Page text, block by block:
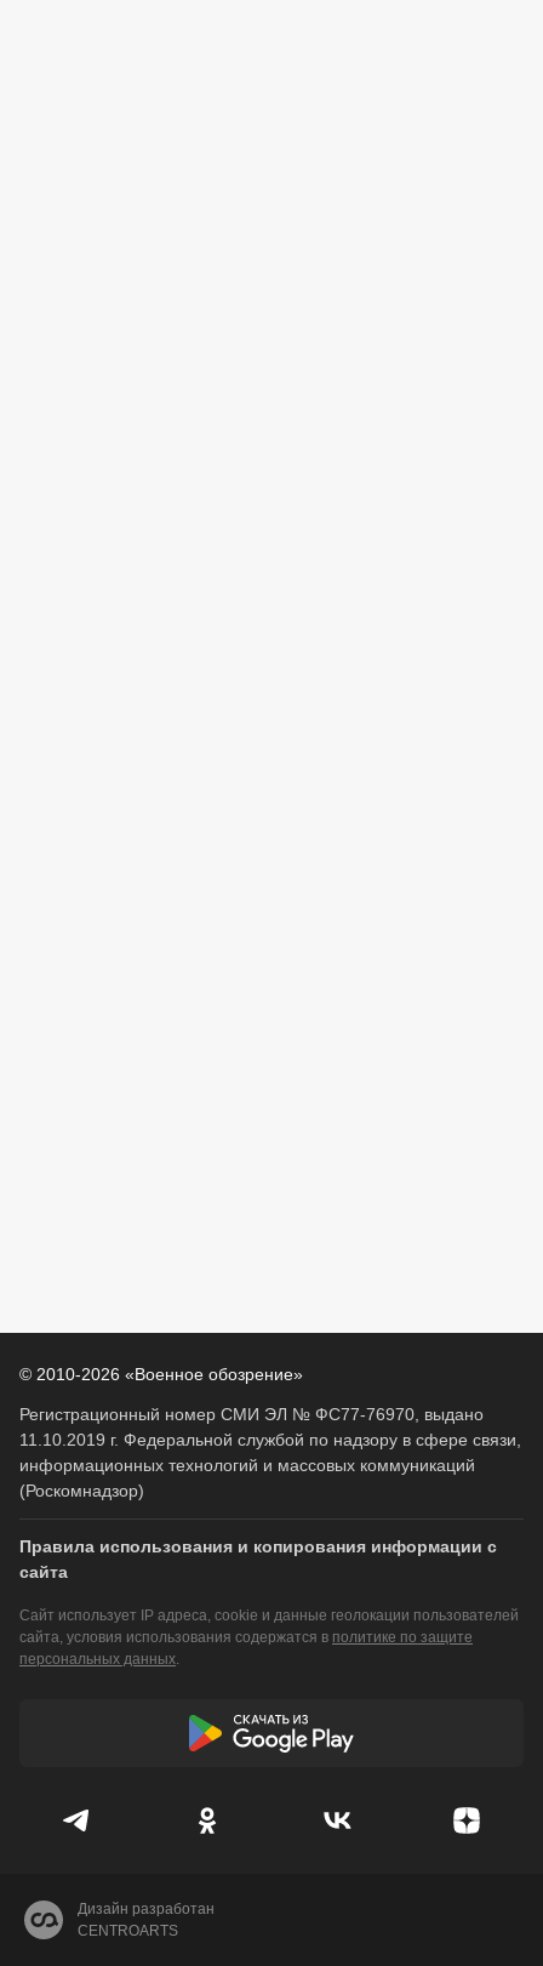
© 2010-2026 «Военное обозрение»
Регистрационный номер СМИ ЭЛ № ФС77-76970, выдано
11.10.2019 г. Федеральной службой по надзору в сфере связи,
информационных технологий и массовых коммуникаций
(Роскомнадзор)
Правила использования и копирования информации с
сайта
Сайт использует IP адреса, cookie и данные геолокации пользователей
сайта, условия использования содержатся в политике по защите
персональных данных.
Дизайн разработан
CENTROARTS